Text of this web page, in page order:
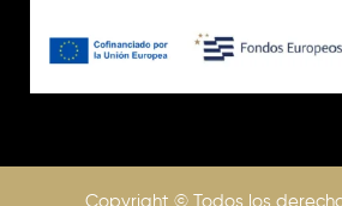
Copyright © Todos los